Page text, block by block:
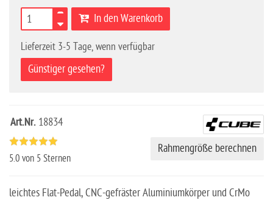
In den Warenkorb
Lieferzeit 3-5 Tage, wenn verfügbar
Günstiger gesehen?
Art.Nr. 18834
5.0 von 5 Sternen
Rahmengröße berechnen
leichtes Flat-Pedal, CNC-gefräster Aluminiumkörper und CrMo